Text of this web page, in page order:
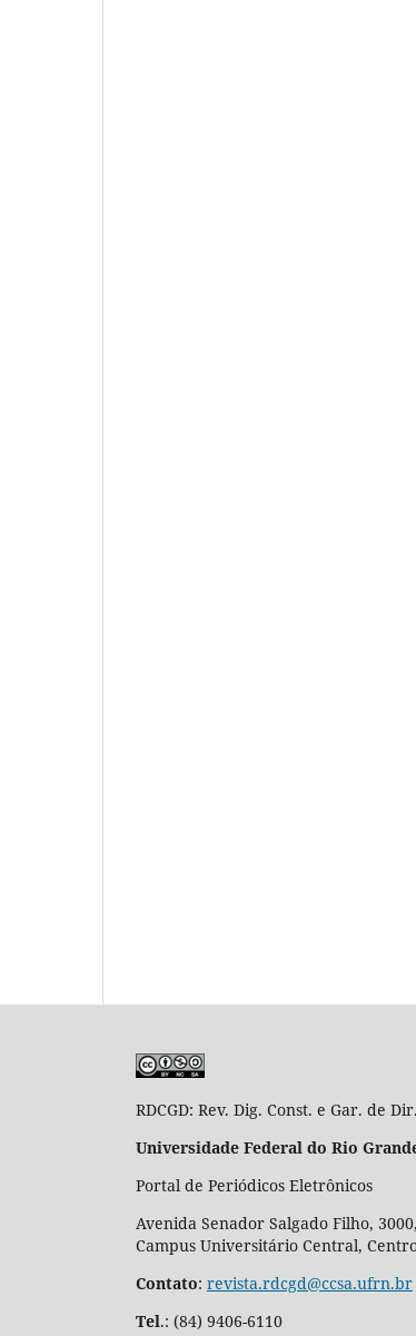
RDCGD: Rev. Dig. Const. e Gar. de
Universidade Federal do Rio
Portal de Periódicos Eletrônicos
Avenida Senador Salgado Filho,
Campus Universitário Central,
Contato: revista.rdcgd@ccsa.ufrn.br
Tel.: (84) 9406-6110